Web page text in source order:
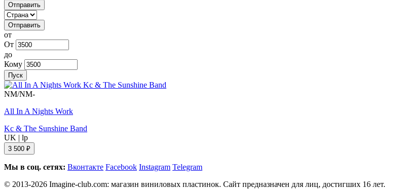
Отправить
Отправить
от
От
до
Кому
Пуск
NM/NM-
All In A Nights Work
Kc & The Sunshine Band
UK | lp
3 500 ₽
Мы в соц. сетях: Вконтакте Facebook Instagram Telegram
© 2013-2026 Imagine-club.com: магазин виниловых пластинок. Сайт предназначен для лиц, достигших 16 лет.